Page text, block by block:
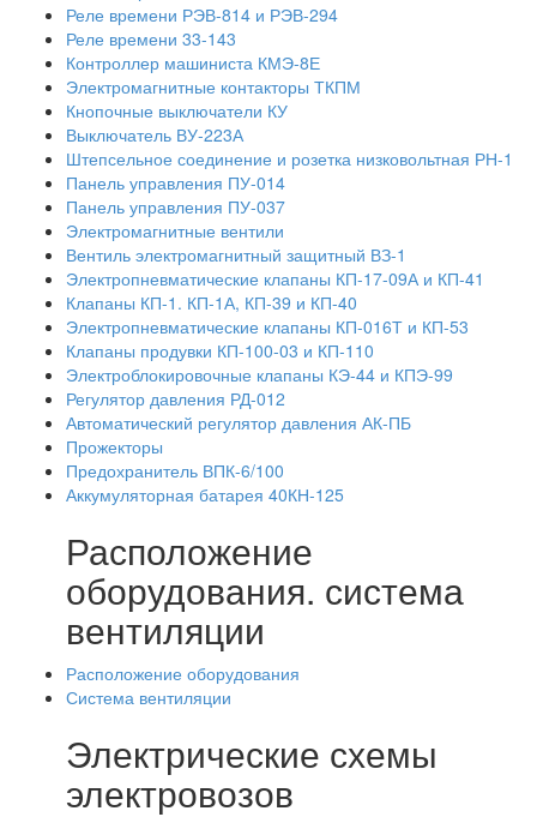
Реле времени РЭВ-814 и РЭВ-294
Реле времени 33-143
Контроллер машиниста КМЭ-8Е
Электромагнитные контакторы ТКПМ
Кнопочные выключатели КУ
Выключатель ВУ-223А
Штепсельное соединение и розетка низковольтная РН-1
Панель управления ПУ-014
Панель управления ПУ-037
Электромагнитные вентили
Вентиль электромагнитный защитный ВЗ-1
Электропневматические клапаны КП-17-09А и КП-41
Клапаны КП-1. КП-1А, КП-39 и КП-40
Электропневматические клапаны КП-016Т и КП-53
Клапаны продувки КП-100-03 и КП-110
Электроблокировочные клапаны КЭ-44 и КПЭ-99
Регулятор давления РД-012
Автоматический регулятор давления АК-ПБ
Прожекторы
Предохранитель ВПК-6/100
Аккумуляторная батарея 40КН-125
Расположение
оборудования. система
вентиляции
Расположение оборудования
Система вентиляции
Электрические схемы
электровозов